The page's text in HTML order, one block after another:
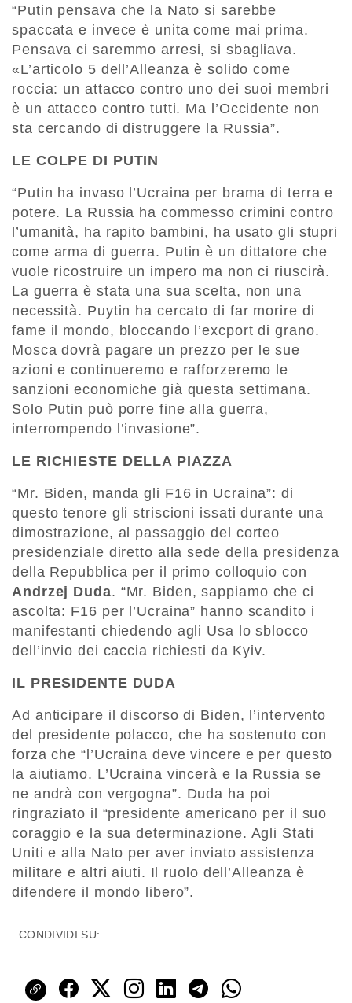
“Putin pensava che la Nato si sarebbe
spaccata e invece è unita come mai prima.
Pensava ci saremmo arresi, si sbagliava.
«L’articolo 5 dell’Alleanza è solido come
roccia: un attacco contro uno dei suoi membri
è un attacco contro tutti. Ma l’Occidente non
sta cercando di distruggere la Russia”.
LE COLPE DI PUTIN
“Putin ha invaso l’Ucraina per brama di terra e
potere. La Russia ha commesso crimini contro
l’umanità, ha rapito bambini, ha usato gli stupri
come arma di guerra. Putin è un dittatore che
vuole ricostruire un impero ma non ci riuscirà.
La guerra è stata una sua scelta, non una
necessità. Puytin ha cercato di far morire di
fame il mondo, bloccando l’excport di grano.
Mosca dovrà pagare un prezzo per le sue
azioni e continueremo e rafforzeremo le
sanzioni economiche già questa settimana.
Solo Putin può porre fine alla guerra,
interrompendo l’invasione”.
LE RICHIESTE DELLA PIAZZA
“Mr. Biden, manda gli F16 in Ucraina”: di
questo tenore gli striscioni issati durante una
dimostrazione, al passaggio del corteo
presidenziale diretto alla sede della presidenza
della Repubblica per il primo colloquio con
Andrzej Duda. “Mr. Biden, sappiamo che ci
ascolta: F16 per l’Ucraina” hanno scandito i
manifestanti chiedendo agli Usa lo sblocco
dell’invio dei caccia richiesti da Kyiv.
IL PRESIDENTE DUDA
Ad anticipare il discorso di Biden, l’intervento
del presidente polacco, che ha sostenuto con
forza che “l’Ucraina deve vincere e per questo
la aiutiamo. L’Ucraina vincerà e la Russia se
ne andrà con vergogna”. Duda ha poi
ringraziato il “presidente americano per il suo
coraggio e la sua determinazione. Agli Stati
Uniti e alla Nato per aver inviato assistenza
militare e altri aiuti. Il ruolo dell’Alleanza è
difendere il mondo libero”.
CONDIVIDI SU: